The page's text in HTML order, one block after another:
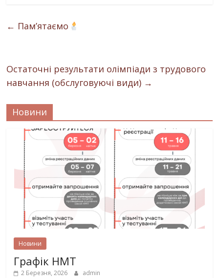
← Памʼятаємо
Остаточні результати олімпіади з трудового
навчання (обслуговуючі види) →
Новини
Новини
Графік НМТ
2 Березня, 2026 admin